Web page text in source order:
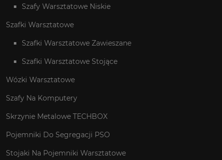
Szafy Warsztatowe Niskie
Szafki Warsztatowe
Szafki Warsztatowe Zawieszane
Szafki Warsztatowe Stojące
Wózki Warsztatowe
Szafy Na Komputery
Skrzynie Metalowe TECHBOX
Pojemniki Do Segregacji PSO
Stojaki Na Pojemniki Warsztatowe